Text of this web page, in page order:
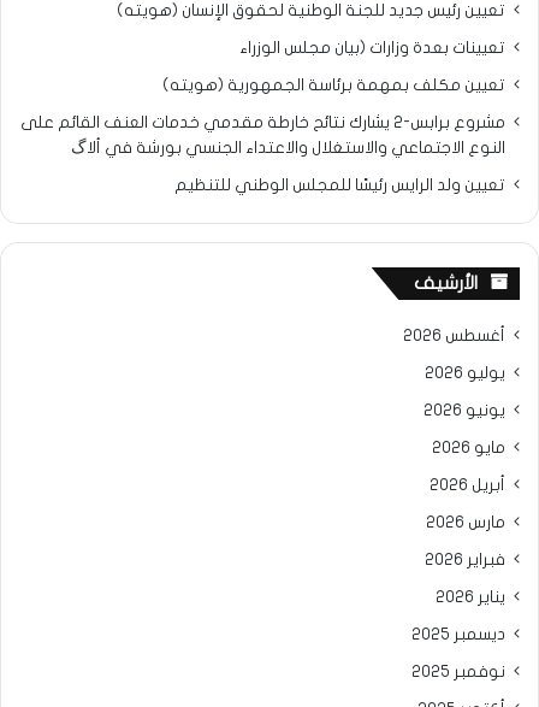
تعيين رئيس جديد للجنة الوطنية لحقوق الإنسان (هويته)
تعيينات بعدة وزارات (بيان مجلس الوزراء
تعيين مكلف بمهمة برئاسة الجمهورية (هويته)
مشروع برابس-2 يشارك نتائح خارطة مقدمي خدمات العنف القائم على
النوع الاجتماعي والاستغلال والاعتداء الجنسي بورشة في ألاگ
تعيين ولد الرايس رئيسًا للمجلس الوطني للتنظيم
الأرشيف
أغسطس 2026
يوليو 2026
يونيو 2026
مايو 2026
أبريل 2026
مارس 2026
فبراير 2026
يناير 2026
ديسمبر 2025
نوفمبر 2025